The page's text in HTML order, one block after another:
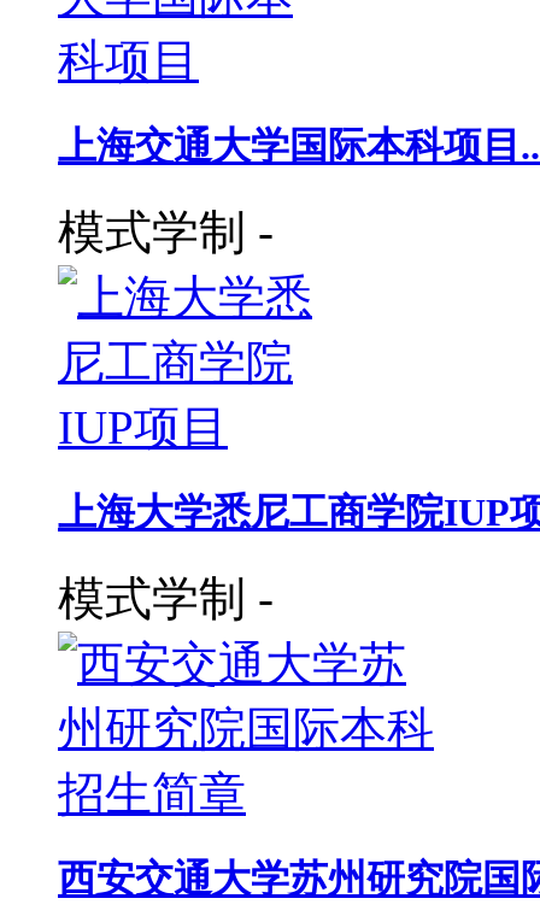
上海交通大学国际本科项目
模式学制 -
上海大学悉尼工商学院IUP
模式学制 -
西安交通大学苏州研究院国